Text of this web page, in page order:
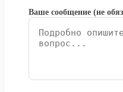
Ваше сообщение (не